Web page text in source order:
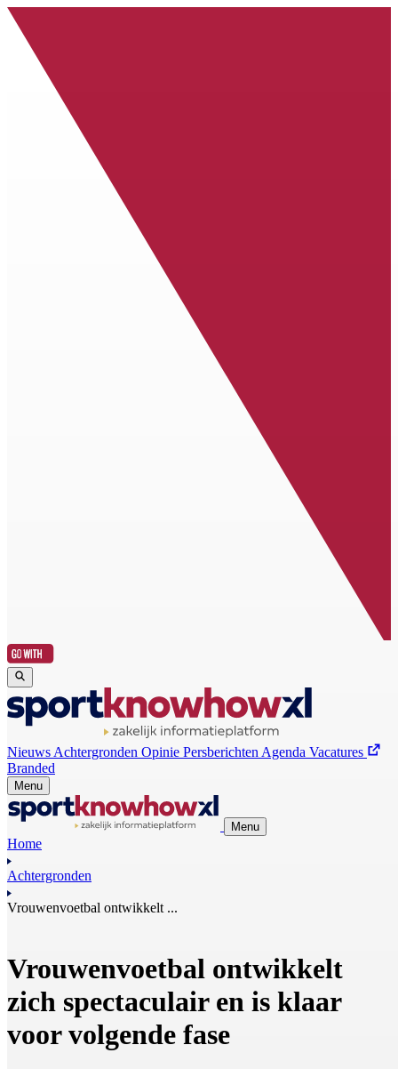
Nieuws Achtergronden Opinie Persberichten Agenda Vacatures
Branded
Menu
Menu
Home
Achtergronden
Vrouwenvoetbal ontwikkelt ...
Vrouwenvoetbal ontwikkelt
zich spectaculair en is klaar
voor volgende fase